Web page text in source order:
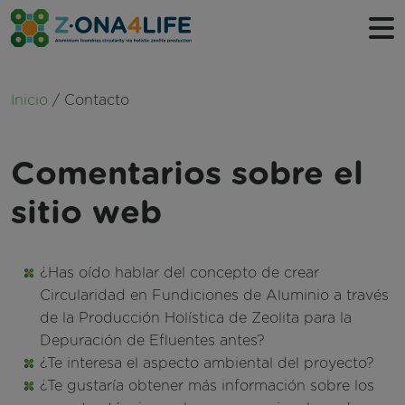
Ruta de navegación
Inicio Contacto
Comentarios sobre el
sitio web
¿Has oído hablar del concepto de crear
Circularidad en Fundiciones de Aluminio a través
de la Producción Holística de Zeolita para la
Depuración de Efluentes antes?
¿Te interesa el aspecto ambiental del proyecto?
¿Te gustaría obtener más información sobre los